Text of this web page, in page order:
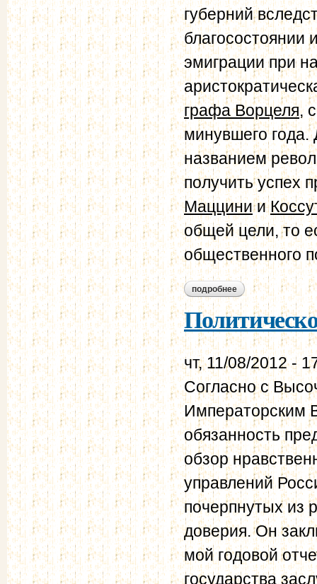
губерний
благосостоянии
эмиграции при
графа Ворцеля,
минувшего года.
названием
получить успех
Маццинии
общей цели, то
общественного
подробнее о политическое
чт, 11/08/2012 -
Согласно с
Императорским
обязанность
обзор
управлений
почерпнутых из
доверия. Он
мой годовой
государства